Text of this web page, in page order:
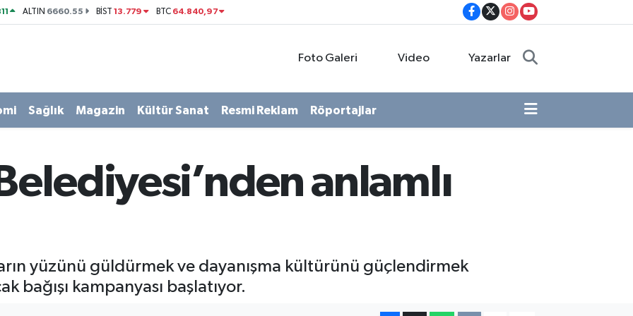
ALTIN 6660.55 BİST13.779 BTC 64.840,97
Foto Galeri Video Yazarlar
Sağlık Magazin Kültür Sanat Resmi Reklam Röportajlar
anlamlı
yüzünü güldürmek ve dayanışma kültürünü güçlendirmek
bağışı kampanyası başlatıyor.